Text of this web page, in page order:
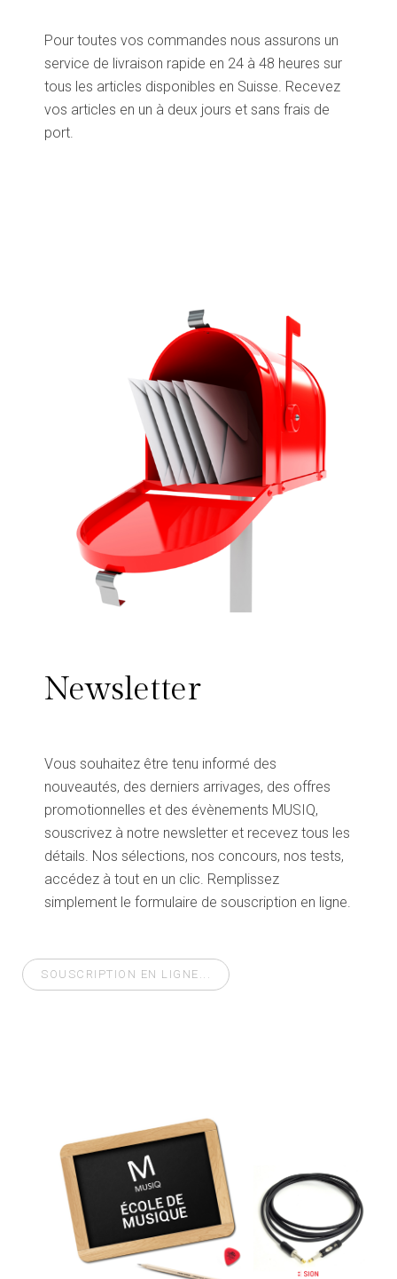
Pour toutes vos commandes nous assurons un
service de livraison rapide en 24 à 48 heures sur
tous les articles disponibles en Suisse. Recevez
vos articles en un à deux jours et sans frais de
port.
Newsletter
Vous souhaitez être tenu informé des
nouveautés, des derniers arrivages, des offres
promotionnelles et des évènements MUSIQ,
souscrivez à notre newsletter et recevez tous les
détails. Nos sélections, nos concours, nos tests,
accédez à tout en un clic. Remplissez
simplement le formulaire de souscription en ligne.
SOUSCRIPTION EN LIGNE...